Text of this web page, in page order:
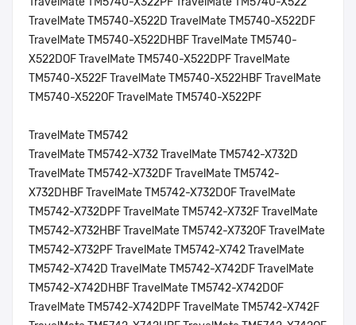
TravelMate TM5740-X522D TravelMate TM5740-X522DF
TravelMate TM5740-X522DHBF TravelMate TM5740-
X522DOF TravelMate TM5740-X522DPF TravelMate
TM5740-X522F TravelMate TM5740-X522HBF TravelMate
TM5740-X522OF TravelMate TM5740-X522PF
TravelMate TM5742
TravelMate TM5742-X732 TravelMate TM5742-X732D
TravelMate TM5742-X732DF TravelMate TM5742-
X732DHBF TravelMate TM5742-X732DOF TravelMate
TM5742-X732DPF TravelMate TM5742-X732F TravelMate
TM5742-X732HBF TravelMate TM5742-X732OF TravelMate
TM5742-X732PF TravelMate TM5742-X742 TravelMate
TM5742-X742D TravelMate TM5742-X742DF TravelMate
TM5742-X742DHBF TravelMate TM5742-X742DOF
TravelMate TM5742-X742DPF TravelMate TM5742-X742F